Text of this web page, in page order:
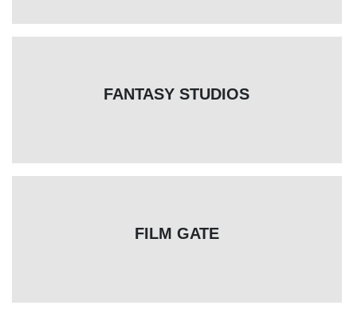
FANTASY STUDIOS
FILM GATE